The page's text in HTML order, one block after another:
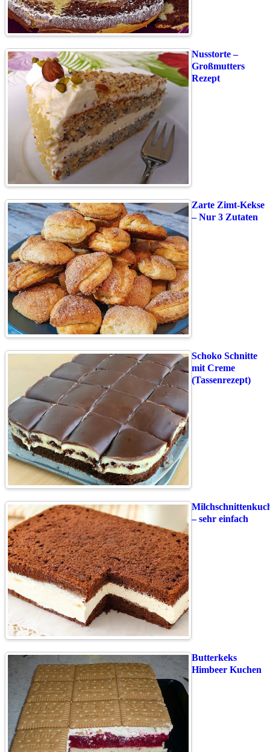
Nusstorte –
Großmutters
Rezept
Zarte Zimt-Kekse
– Nur 3 Zutaten
Schoko Schnitte
mit Creme
(Tassenrezept)
– sehr einfach
Butterkeks
Himbeer Kuchen